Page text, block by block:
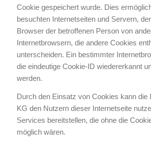
Cookie gespeichert wurde. Dies
besuchten Internetseiten und Servern,
Browser der betroffenen Person von
Internetbrowsern, die andere Cookies
unterscheiden. Ein bestimmter
die eindeutige Cookie-ID wiedererkannt
werden.
Durch den Einsatz von Cookies kann die
KG den Nutzern dieser Internetseite
Services bereitstellen, die ohne die
möglich wären.